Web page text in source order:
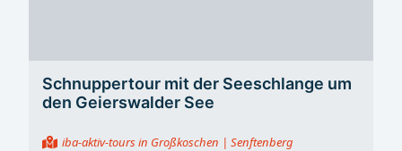
Schnuppertour mit der Seeschlange um
den Geierswalder See
iba-aktiv-tours in Großkoschen | Senftenberg